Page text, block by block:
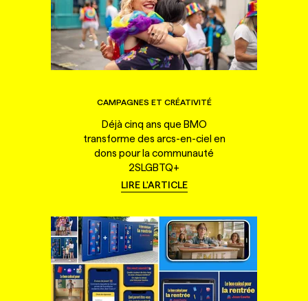
CAMPAGNES ET CRÉATIVITÉ
Déjà cinq ans que BMO
transforme des arcs-en-ciel en
dons pour la communauté
2SLGBTQ+
LIRE L'ARTICLE